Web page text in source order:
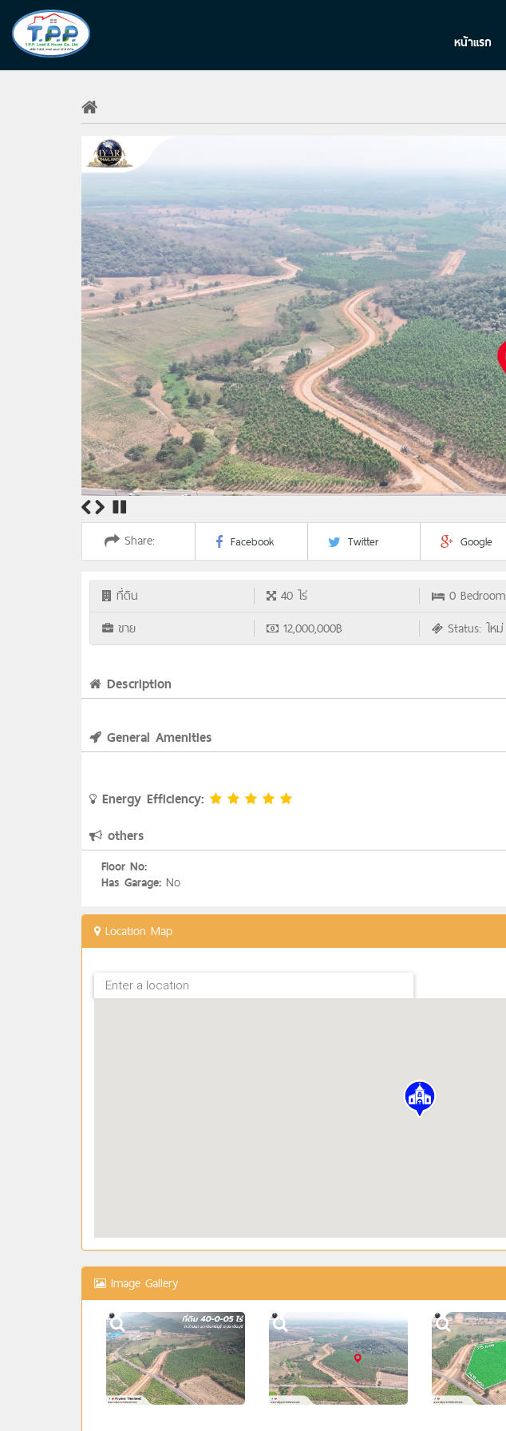
หน้าแรก
Share:
Facebook Twitter Google
ที่ดิน 40 ไร่ 0
ขาย
12,000,000฿ Status: ใหม่
Description
General Amenities
Energy Efficiency:
others
Floor No:
Has Garage: No
Location Map
Image Gallery